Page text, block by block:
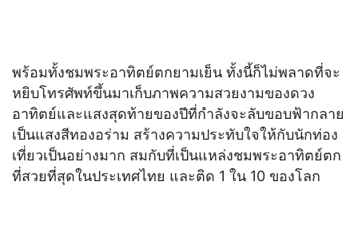
พร้อมทั้งชมพระอาทิตย์ตกยามเย็น ทั้งนี้ก็ไม่พลาดที่จะ
หยิบโทรศัพท์ขึ้นมาเก็บภาพความสวยงามของดวง
อาทิตย์และแสงสุดท้ายของปีที่กำลังจะลับขอบฟ้ากลาย
เป็นแสงสีทองอร่าม สร้างความประทับใจให้กับนักท่อง
เที่ยวเป็นอย่างมาก สมกับที่เป็นแหล่งชมพระอาทิตย์ตก
ที่สวยที่สุดในประเทศไทย และติด 1 ใน 10 ของโลก